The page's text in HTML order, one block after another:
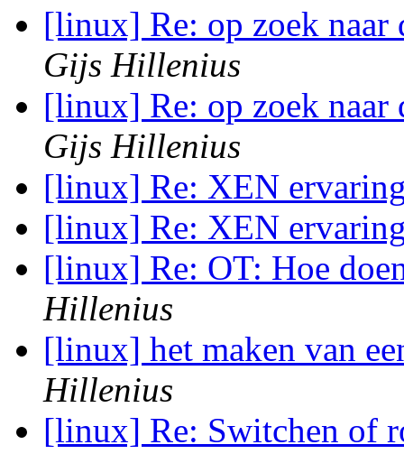
[linux] Re: op zoek
Gijs Hillenius
[linux] Re: op zoek
Gijs Hillenius
[linux] Re: XEN
[linux] Re: XEN
[linux] Re: OT: Hoe
Hillenius
[linux] het maken van
Hillenius
[linux] Re: Switchen of